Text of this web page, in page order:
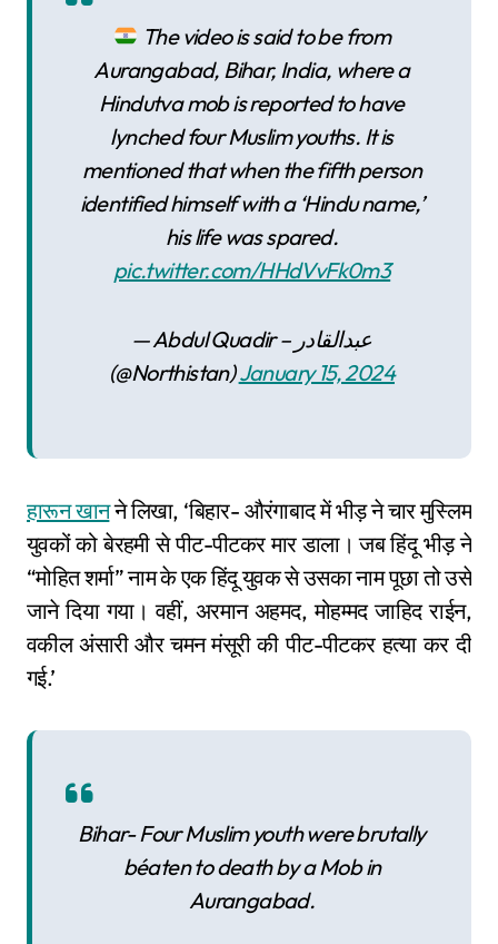
The video is said to be from
Aurangabad, Bihar, India, where a
Hindutva mob is reported to have
lynched four Muslim youths. It is
mentioned that when the fifth person
identified himself with a ‘Hindu name,’
his life was spared.
pic.twitter.com/HHdVvFk0m3
— Abdul Quadir – عبدالقادر
(@Northistan)January 15, 2024
हारून खानने लिखा, ‘बिहार- औरंगाबाद में भीड़ ने चार मुस्लिम
युवकों को बेरहमी से पीट-पीटकर मार डाला। जब हिंदू भीड़ ने
“मोहित शर्मा” नाम के एक हिंदू युवक से उसका नाम पूछा तो उसे
जाने दिया गया। वहीं, अरमान अहमद, मोहम्मद जाहिद राईन,
वकील अंसारी और चमन मंसूरी की पीट-पीटकर हत्या कर दी
गई.’
Bihar- Four Muslim youth were brutally
béaten to death by a Mob in
Aurangabad.